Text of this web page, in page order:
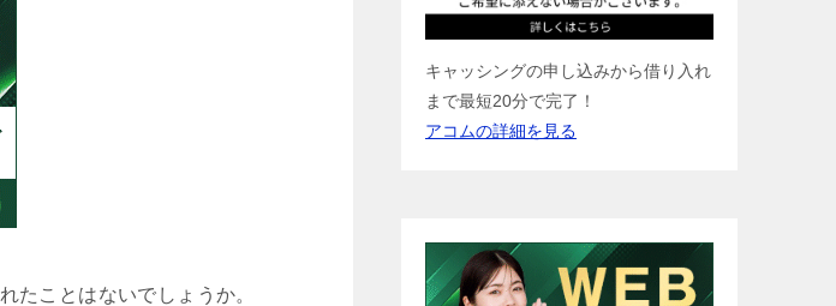
たことはないでしょうか。
キャッシングの申し込みから借り入れ
まで最短20分で完了！
アコムの詳細を見る